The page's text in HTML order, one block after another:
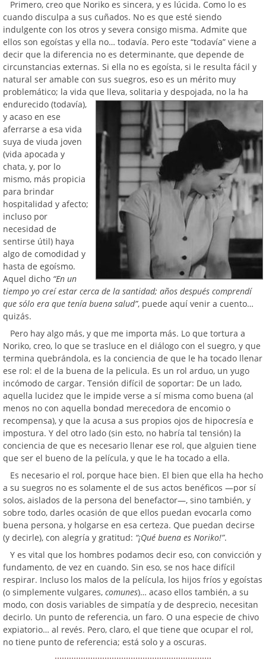
Primero, creo que Noriko es sincera, y es lúcida. Como lo es
cuando disculpa a sus cuñados. No es que esté siendo
indulgente con los otros y severa consigo misma. Admite que
ellos son egoístas y ella no… todavía. Pero este “todavía” viene a
decir que la diferencia no es determinante, que depende de
circunstancias externas. Si ella no es egoísta, si le resulta fácil y
natural ser amable con sus suegros, eso es un mérito muy
problemático; la vida que lleva, solitaria y despojada, no la ha
endurecido (todavía),
y acaso en ese
aferrarse a esa vida
suya de viuda joven
(vida apocada y
chata, y, por lo
mismo, más propicia
para brindar
hospitalidad y afecto;
incluso por
necesidad de
sentirse útil) haya
algo de comodidad y
hasta de egoísmo.
Aquel dicho “En un
tiempo yo creí estar cerca de la santidad; años después comprendí
que sólo era que tenía buena salud”, puede aquí venir a cuento…
quizás.
Pero hay algo más, y que me importa más. Lo que tortura a
Noriko, creo, lo que se trasluce en el diálogo con el suegro, y que
termina quebrándola, es la conciencia de que le ha tocado llenar
ese rol: el de la buena de la pelicula. Es un rol arduo, un yugo
incómodo de cargar. Tensión difícil de soportar: De un lado,
aquella lucidez que le impide verse a sí misma como buena (al
menos no con aquella bondad merecedora de encomio o
recompensa), y que la acusa a sus propios ojos de hipocresía e
impostura. Y del otro lado (sin esto, no habría tal tensión) la
conciencia de que es necesario llenar ese rol, que alguien tiene
que ser el bueno de la película, y que le ha tocado a ella.
Es necesario el rol, porque hace bien. El bien que ella ha hecho
a su suegros no es solamente el de sus actos benéficos —por sí
solos, aislados de la persona del benefactor—, sino también, y
sobre todo, darles ocasión de que ellos puedan evocarla como
buena persona, y holgarse en esa certeza. Que puedan decirse
(y decirle), con alegría y gratitud: “¡Qué buena es Noriko!”.
Y es vital que los hombres podamos decir eso, con convicción y
fundamento, de vez en cuando. Sin eso, se nos hace difícil
respirar. Incluso los malos de la película, los hijos fríos y egoístas
(o simplemente vulgares, comunes)… acaso ellos también, a su
modo, con dosis variables de simpatía y de desprecio, necesitan
decirlo. Un punto de referencia, un faro. O una especie de chivo
expiatorio… al revés. Pero, claro, el que tiene que ocupar el rol,
no tiene punto de referencia; está solo y a oscuras.